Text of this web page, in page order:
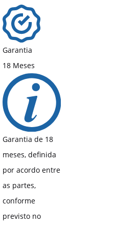
Garantia
18 Meses
Garantia de 18
meses, definida
por acordo entre
as partes,
conforme
previsto no